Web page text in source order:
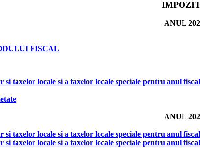
ANUL
FISCAL
taxelor locale si a taxelor locale speciale pentru anul
ANUL
taxelor locale si a taxelor locale speciale pentru anul
taxelor locale si a taxelor locale speciale pentru anul